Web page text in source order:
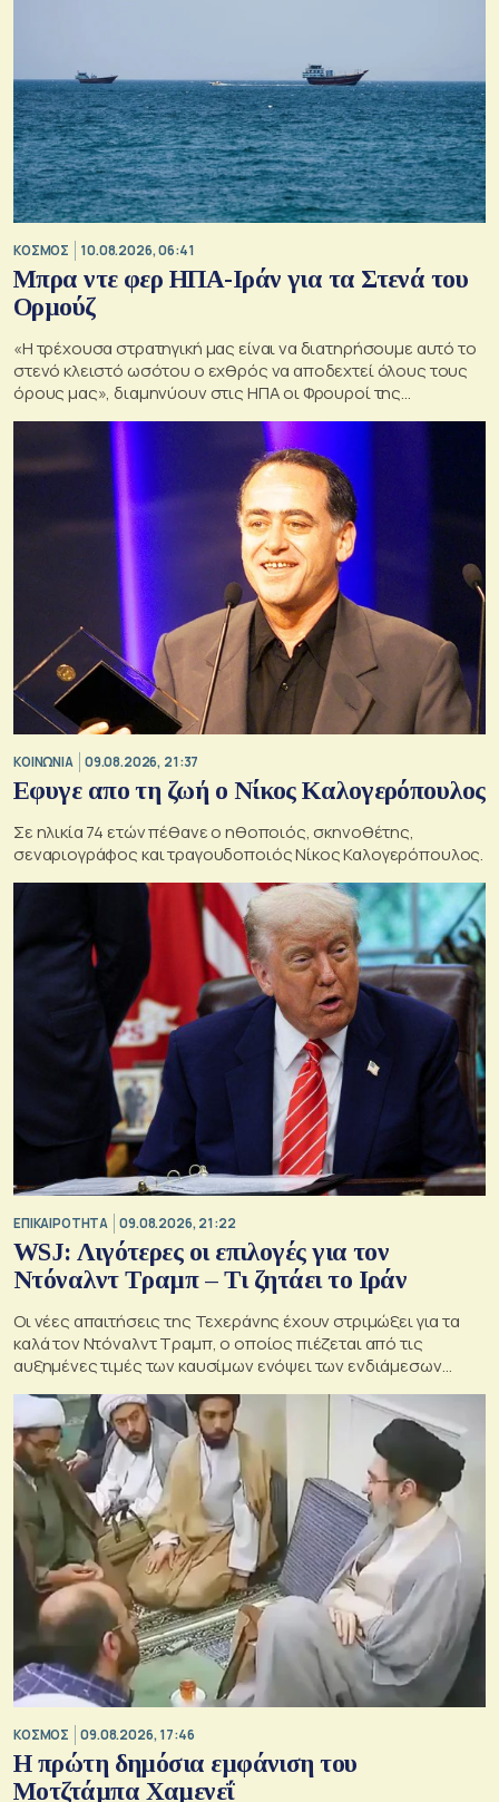
ΚΟΣΜΟΣ 10.08.2026, 06:41
Μπρα ντε φερ ΗΠΑ-Ιράν για τα Στενά του
Ορμούζ
«Η τρέχουσα στρατηγική μας είναι να διατηρήσουμε αυτό το
στενό κλειστό ωσότου ο εχθρός να αποδεχτεί όλους τους
όρους μας», διαμηνύουν στις ΗΠΑ οι Φρουροί της
Επανάστασης.
ΚΟΙΝΩΝΙΑ 09.08.2026, 21:37
Εφυγε απο τη ζωή ο Νίκος Καλογερόπουλος
Σε ηλικία 74 ετών πέθανε ο ηθοποιός, σκηνοθέτης,
σεναριογράφος και τραγουδοποιός Νίκος Καλογερόπουλος.
ΕΠΙΚΑΙΡΟΤΗΤΑ 09.08.2026, 21:22
WSJ: Λιγότερες οι επιλογές για τον
Ντόναλντ Τραμπ – Τι ζητάει το Ιράν
Οι νέες απαιτήσεις της Τεχεράνης έχουν στριμώξει για τα
καλά τον Ντόναλντ Τραμπ, ο οποίος πιέζεται από τις
αυξημένες τιμές των καυσίμων ενόψει των ενδιάμεσων
ΚΟΣΜΟΣ 09.08.2026, 17:46
Η πρώτη δημόσια εμφάνιση του
Μοτζτάμπα Χαμενεΐ